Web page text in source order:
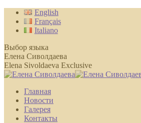
Перейти
содержанию
English
Français
Italiano
Выбор языка
Елена Сиволдаева
Elena Sivoldaeva Exclusive
Главная
Новости
Галерея
Контакты